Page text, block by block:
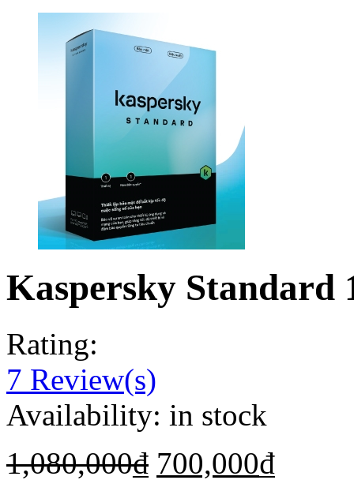
Kaspersky Standard
Rating:
7 Review(s)
Availability: in stock
1,080,000₫ 700,000₫